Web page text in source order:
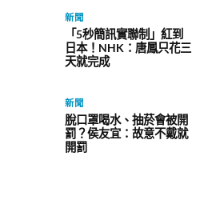
新聞
「5秒簡訊實聯制」紅到
日本！NHK：唐鳳只花三
天就完成
新聞
脫口罩喝水、抽菸會被開
罰？侯友宜：故意不戴就
開罰